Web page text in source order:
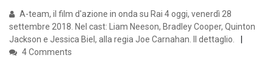
A-team, il film d'azione in onda su Rai 4 oggi, venerdì 28
settembre 2018. Nel cast: Liam Neeson, Bradley Cooper, Quinton
Jackson e Jessica Biel, alla regia Joe Carnahan. Il dettaglio.
4 Comments